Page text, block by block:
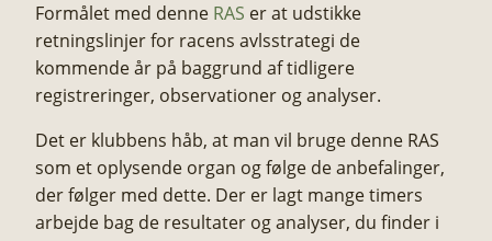
Formålet med denne RAS er at udstikke
retningslinjer for racens avlsstrategi de
kommende år på baggrund af tidligere
registreringer, observationer og analyser.​​​
Det er klubbens håb, at man vil bruge denne RAS
som et oplysende organ og følge de anbefalinger,
der følger med dette. Der er lagt mange timers
arbejde bag de resultater og analyser, du finder i